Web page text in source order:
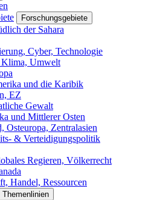
Forschungsgebiete
der Sahara
Cyber, Technologie
Klima, Umwelt
und die Karibik
EZ
Gewalt
und Mittlerer Osten
Osteuropa, Zentralasien
& Verteidigungspolitik
Regieren, Völkerrecht
Handel, Ressourcen
Themenlinien